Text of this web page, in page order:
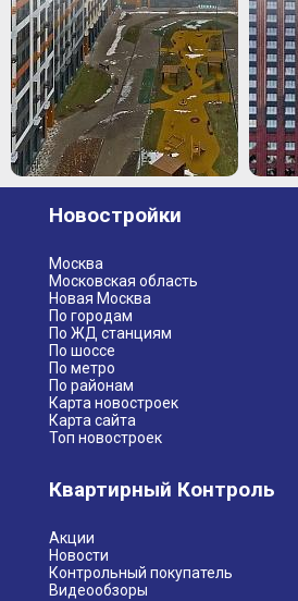
Новостройки
Москва
Московская область
Новая Москва
По городам
По ЖД станциям
По шоссе
По метро
По районам
Карта новостроек
Карта сайта
Топ новостроек
Квартирный Контроль
Акции
Новости
Контрольный покупатель
Видеообзоры